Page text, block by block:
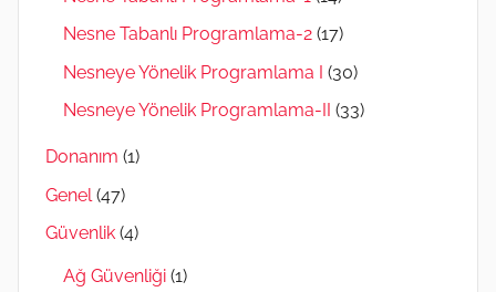
Nesne Tabanlı Programlama-2 (17)
Nesneye Yönelik Programlama I (30)
Nesneye Yönelik Programlama-II (33)
Donanım (1)
Genel (47)
Güvenlik (4)
Ağ Güvenliği (1)